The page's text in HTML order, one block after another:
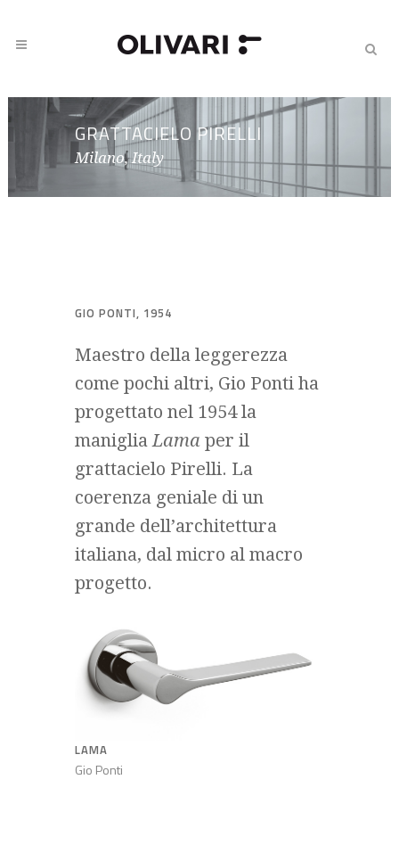
GRATTACIELO PIRELLI
Milano, Italy
GIO PONTI, 1954
Maestro della leggerezza
come pochi altri, Gio Ponti ha
progettato nel 1954 la
maniglia Lama per il
grattacielo Pirelli. La
coerenza geniale di un
grande dell’architettura
italiana, dal micro al macro
progetto.
LAMA
Gio Ponti